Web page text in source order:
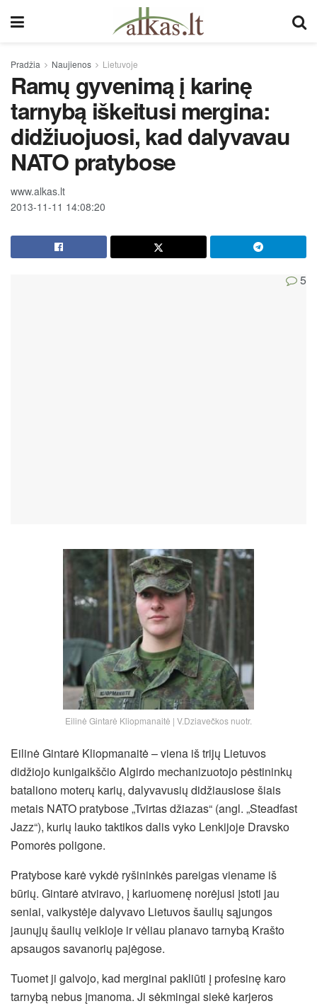
Pradžia Naujienos Lietuvoje
Ramų gyvenimą į karinę
tarnybą iškeitusi mergina:
didžiuojuosi, kad dalyvavau
NATO pratybose
www.alkas.lt
2013-11-11 14:08:20
5
Eilinė Gintarė Kliopmanaitė | V.Dziavečkos nuotr.
Eilinė Gintarė Kliopmanaitė – viena iš trijų Lietuvos
didžiojo kunigaikščio Algirdo mechanizuotojo pėstininkų
bataliono moterų karių, dalyvavusių didžiausiose šiais
metais NATO pratybose „Tvirtas džiazas“ (angl. „Steadfast
Jazz“), kurių lauko taktikos dalis vyko Lenkijoje Dravsko
Pomorės poligone.
Pratybose karė vykdė ryšininkės pareigas viename iš
būrių. Gintarė atviravo, į kariuomenę norėjusi įstoti jau
seniai, vaikystėje dalyvavo Lietuvos šaulių sąjungos
jaunųjų šaulių veikloje ir vėliau planavo tarnybą Krašto
apsaugos savanorių pajėgose.
Tuomet ji galvojo, kad merginai pakliūti į profesinę karo
tarnybą nebus įmanoma. Ji sėkmingai siekė karjeros